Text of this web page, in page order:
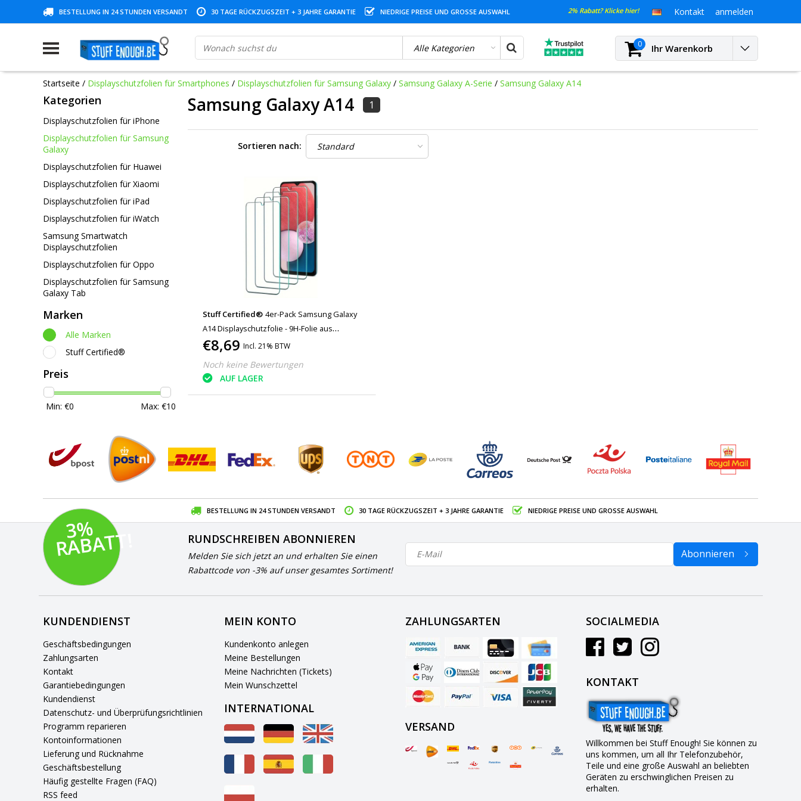
BESTELLUNG IN 24 STUNDEN VERSANDT 30 TAGE RÜCKZUGSZEIT + 3 JAHRE GARANTIE NIEDRIGE PREISE UND GROSSE AUSWAHL 2% Rabatt? Klicke hier! Kontakt anmelden
0 Ihr Warenkorb
Startseite / Displayschutzfolien für Smartphones / Displayschutzfolien für Samsung Galaxy / Samsung Galaxy A-Serie / Samsung Galaxy A14
Kategorien
Displayschutzfolien für iPhone
Displayschutzfolien für Samsung
Galaxy
Displayschutzfolien für Huawei
Displayschutzfolien für Xiaomi
Displayschutzfolien für iPad
Displayschutzfolien für iWatch
Samsung Smartwatch
Displayschutzfolien
Displayschutzfolien für Oppo
Displayschutzfolien für Samsung
Galaxy Tab
Marken
Alle Marken
Stuff Certified®
Preis
Min: €0 Max: €10
Samsung Galaxy A14 1
Sortieren nach:
Stuff Certified® 4er-Pack Samsung Galaxy
A14 Displayschutzfolie - 9H-Folie aus
gehärtetem Glas
€8,69 Incl. 21% BTW
Noch keine Bewertungen
AUF LAGER
BESTELLUNG IN 24 STUNDEN VERSANDT 30 TAGE RÜCKZUGSZEIT + 3 JAHRE GARANTIE NIEDRIGE PREISE UND GROSSE AUSWAHL
3
%
R
A
B
A
T
T! RUNDSCHREIBEN ABONNIEREN
Melden Sie sich jetzt an und erhalten Sie einen
Rabattcode von -3% auf unser gesamtes Sortiment!
Abonnieren
KUNDENDIENST
Geschäftsbedingungen
Zahlungsarten
Kontakt
Garantiebedingungen
Kundendienst
Datenschutz- und Überprüfungsrichtlinien
Programm reparieren
Kontoinformationen
Lieferung und Rücknahme
Geschäftsbestellung
Häufig gestellte Fragen (FAQ)
RSS feed
MEIN KONTO
Kundenkonto anlegen
Meine Bestellungen
Meine Nachrichten (Tickets)
Mein Wunschzettel
INTERNATIONAL
ZAHLUNGSARTEN
VERSAND
SOCIALMEDIA
KONTAKT
Willkommen bei Stuff Enough! Sie können zu
uns kommen, um all Ihr Telefonzubehör,
Teile und eine große Auswahl an beliebten
Geräten zu erschwinglichen Preisen zu
erhalten.